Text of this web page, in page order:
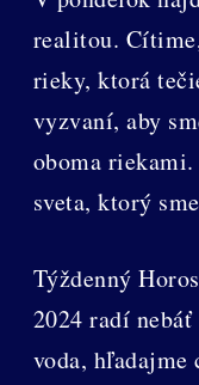
realitou.
rieky, ktorá
vyzvaní, aby
oboma
sveta, ktorý
Týždenný
2024 radí
voda, hľadajme